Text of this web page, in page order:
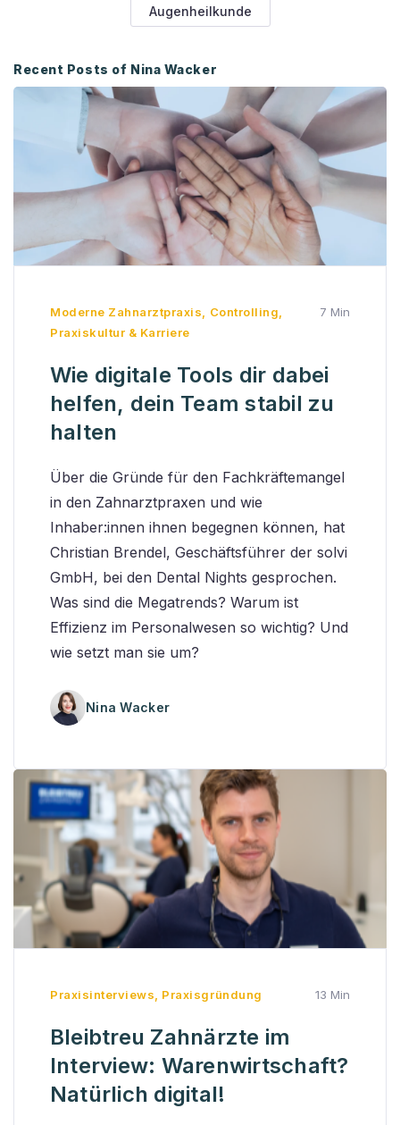
Augenheilkunde
Recent Posts of Nina Wacker
Moderne Zahnarztpraxis Controlling
Praxiskultur & Karriere
7 Min
Wie digitale Tools dir dabei
helfen, dein Team stabil zu
halten
Über die Gründe für den Fachkräftemangel
in den Zahnarztpraxen und wie
Inhaber:innen ihnen begegnen können, hat
Christian Brendel, Geschäftsführer der solvi
GmbH, bei den Dental Nights gesprochen.
Was sind die Megatrends? Warum ist
Effizienz im Personalwesen so wichtig? Und
wie setzt man sie um?
Nina Wacker
Praxisinterviews Praxisgründung 13 Min
Bleibtreu Zahnärzte im
Interview: Warenwirtschaft?
Natürlich digital!